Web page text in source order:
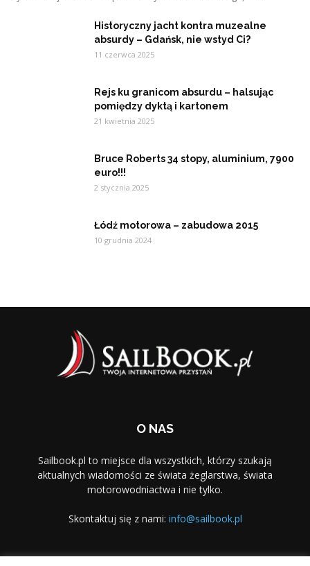
Historyczny jacht kontra muzealne
absurdy – Gdańsk, nie wstyd Ci?
11 czerwca 2025
Rejs ku granicom absurdu – halsując
pomiędzy dyktą i kartonem
21 kwietnia 2025
Bruce Roberts 34 stopy, aluminium, 7900
euro!!!
2 stycznia 2025
Łódź motorowa – zabudowa 2015
10 grudnia 2024
O NAS
Sailbook.pl to miejsce dla wszystkich, którzy szukają
aktualnych wiadomości ze świata żeglarstwa, świata
motorowodniactwa i nie tylko.
Skontaktuj się z nami: info@sailbook.pl